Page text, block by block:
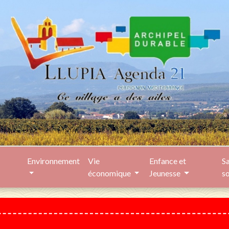
Environnement
Vie
économique
Enfance et
Jeunesse